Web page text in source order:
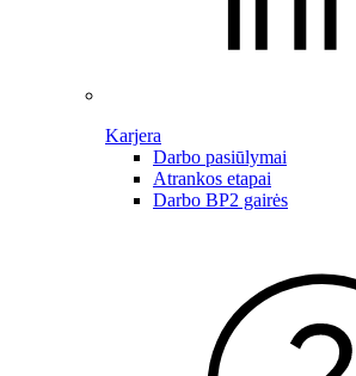
Karjera
Darbo pasiūlymai
Atrankos etapai
Darbo BP2 gairės